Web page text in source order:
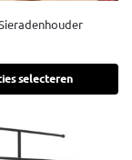
selecteren